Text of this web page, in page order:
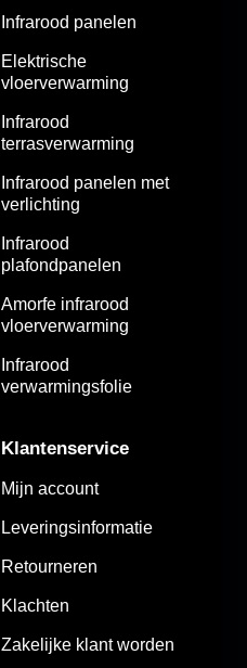
Infrarood panelen
Elektrische
vloerverwarming
Infrarood
terrasverwarming
Infrarood panelen met
verlichting
Infrarood
plafondpanelen
Amorfe infrarood
vloerverwarming
Infrarood
verwarmingsfolie
Klantenservice
Mijn account
Leveringsinformatie
Retourneren
Klachten
Zakelijke klant worden